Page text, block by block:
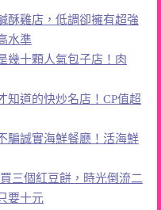
酥雞店，低調卻擁有超強
水準
幾十顆人氣包子店！肉
知道的快炒名店！CP值超
騙誠實海鮮餐廳！活海鮮
三個紅豆餅，時光倒流二
要十元